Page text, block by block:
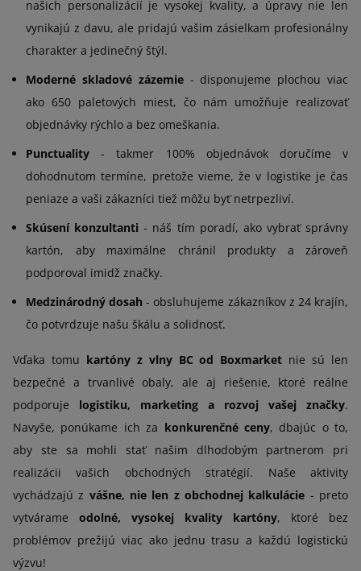
našich personalizácií je vysokej kvality, a úpravy nie len
vynikajú z davu, ale pridajú vašim zásielkam profesionálny
charakter a jedinečný štýl.
Moderné skladové zázemie- disponujeme plochou viac
ako 650 paletových miest, čo nám umožňuje realizovať
objednávky rýchlo a bez omeškania.
Punctuality - takmer 100% objednávok doručíme v
dohodnutom termíne, pretože vieme, že v logistike je čas
peniaze a vaši zákazníci tiež môžu byť netrpezliví.
Skúsení konzultanti - náš tím poradí, ako vybrať správny
kartón, aby maximálne chránil produkty a zároveň
podporoval imidž značky.
Medzinárodný dosah - obsluhujeme zákazníkov z 24 krajín,
čo potvrdzuje našu škálu a solidnosť.
Vďaka tomu kartóny z vlny BC od Boxmarket nie sú len
bezpečné a trvanlivé obaly, ale aj riešenie, ktoré reálne
podporuje logistiku, marketing a rozvoj vašej značky.
Navyše, ponúkame ich za konkurenčné ceny, dbajúc o to,
aby ste sa mohli stať našim dlhodobým partnerom pri
realizácii vašich obchodných stratégií. Naše aktivity
vychádzajú z vášne, nie len z obchodnej kalkulácie - preto
vytvárame odolné, vysokej kvality kartóny, ktoré bez
problémov prežijú viac ako jednu trasu a každú logistickú
výzvu!